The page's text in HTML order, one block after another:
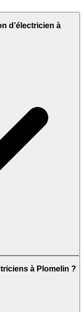
d’électricien à
à Plomelin ?